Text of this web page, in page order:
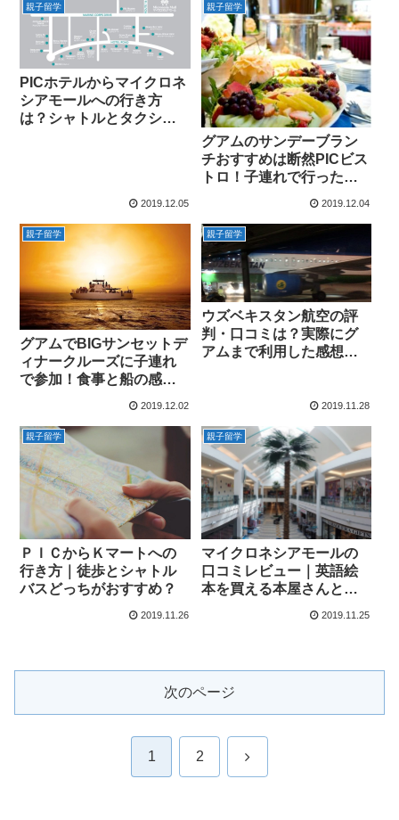
親子留学
PICホテルからマイクロネ
シアモールへの行き方
は？シャトルとタクシー
2019.12.05
親子留学
グアムのサンデーブラン
チおすすめは断然PICビス
トロ！子連れで行った感
2019.12.04
親子留学
グアムでBIGサンセットデ
ィナークルーズに子連れ
で参加！食事と船の感想
2019.12.02
親子留学
ウズベキスタン航空の評
判・口コミは？実際にグ
アムまで利用した感想を
2019.11.28
親子留学
ＰＩＣからＫマートへの
行き方｜徒歩とシャトル
バスどっちがおすすめ？
2019.11.26
親子留学
マイクロネシアモールの
口コミレビュー｜英語絵
本を買える本屋さんとフ
ードコートの感想
2019.11.25
次のページ
1 2 次